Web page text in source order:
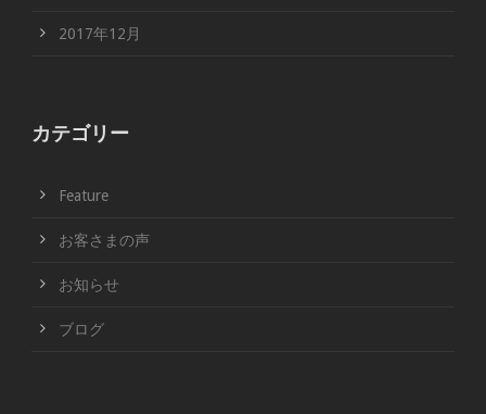
2017年12月
カテゴリー
Feature
お客さまの声
お知らせ
ブログ